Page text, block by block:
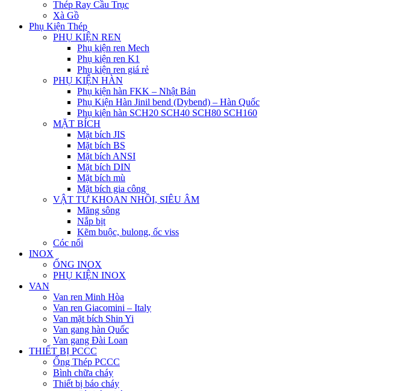
Thép Ray Cầu Trục
Xà Gồ
Phụ Kiện Thép
PHỤ KIỆN REN
Phụ kiện ren Mech
Phụ kiện ren K1
Phụ kiện ren giá rẻ
PHỤ KIỆN HÀN
Phụ kiện hàn FKK – Nhật Bản
Phụ Kiện Hàn Jinil bend (Dybend) – Hàn Quốc
Phụ kiện hàn SCH20 SCH40 SCH80 SCH160
MẶT BÍCH
Mặt bích JIS
Mặt bích BS
Mặt bích ANSI
Mặt bích DIN
Mặt bích mù
Mặt bích gia công
VẬT TƯ KHOAN NHỒI, SIÊU ÂM
Măng sông
Nắp bịt
Kẽm buộc, bulong, ốc viss
Cóc nối
INOX
ỐNG INOX
PHỤ KIỆN INOX
VAN
Van ren Minh Hòa
Van ren Giacomini – Italy
Van mặt bích Shin Yi
Van gang hàn Quốc
Van gang Đài Loan
THIẾT BỊ PCCC
Ống Thép PCCC
Bình chữa cháy
Thiết bị báo cháy